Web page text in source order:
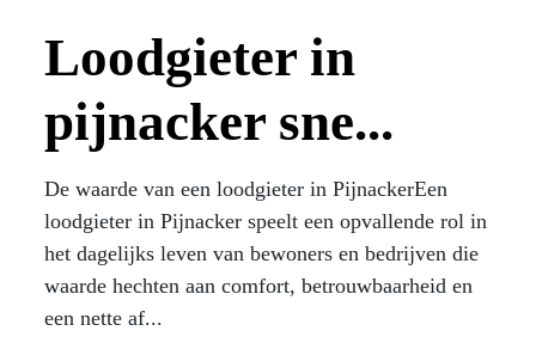
Loodgieter in
pijnacker sne...
De waarde van een loodgieter in PijnackerEen
loodgieter in Pijnacker speelt een opvallende rol in
het dagelijks leven van bewoners en bedrijven die
waarde hechten aan comfort, betrouwbaarheid en
een nette af...